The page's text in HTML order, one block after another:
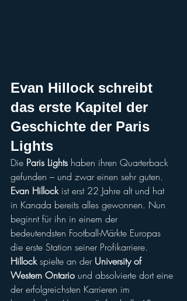
Evan Hillock schreibt
das erste Kapitel der
Geschichte der Paris
Lights
Die Paris Lights haben ihren Quarterback
gefunden – und zwar einen sehr guten.
Evan Hillock ist erst 22 Jahre alt und hat
in Kanada bereits alles gewonnen. Nun
beginnt für ihn in einem der
bedeutendsten Football-Märkte Europas
die erste Station seiner Profikarriere.
Hillock spielte an der University of
Western Ontario und absolvierte dort eine
der erfolgreichsten Karrieren im